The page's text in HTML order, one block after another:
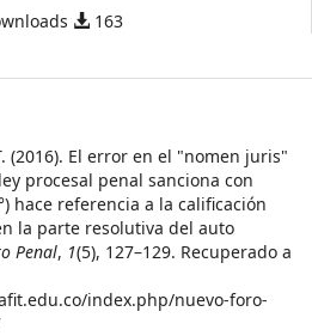
163
(2016). El error en el "nomen juris"
procesal penal sanciona con
hace referencia a la calificación
la parte resolutiva del auto
Penal, 1(5), 127–129. Recuperado a
index.php/nuevo-foro-